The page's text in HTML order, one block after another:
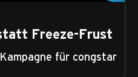
Freeze-Frust
für congstar